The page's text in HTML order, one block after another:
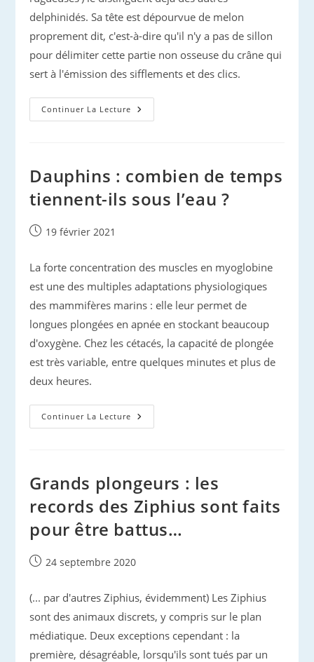
delphinidés. Sa tête est dépourvue de melon
proprement dit, c'est-à-dire qu'il n'y a pas de sillon
pour délimiter cette partie non osseuse du crâne qui
sert à l'émission des sifflements et des clics.
Continuer La Lecture Les
Plongées
Révélées
Dauphins : combien de temps
tiennent-ils sous l’eau ?
Publication
19 février 2021
La forte concentration des muscles en myoglobine
est une des multiples adaptations physiologiques
des mammifères marins : elle leur permet de
longues plongées en apnée en stockant beaucoup
d'oxygène. Chez les cétacés, la capacité de plongée
est très variable, entre quelques minutes et plus de
deux heures.
Continuer La Lecture Dauphins
:
Sous
L’eau
?
Grands plongeurs : les
records des Ziphius sont faits
pour être battus…
Publication
24 septembre 2020
(... par d'autres Ziphius, évidemment) Les Ziphius
sont des animaux discrets, y compris sur le plan
médiatique. Deux exceptions cependant : la
première, désagréable, lorsqu'ils sont tués par un